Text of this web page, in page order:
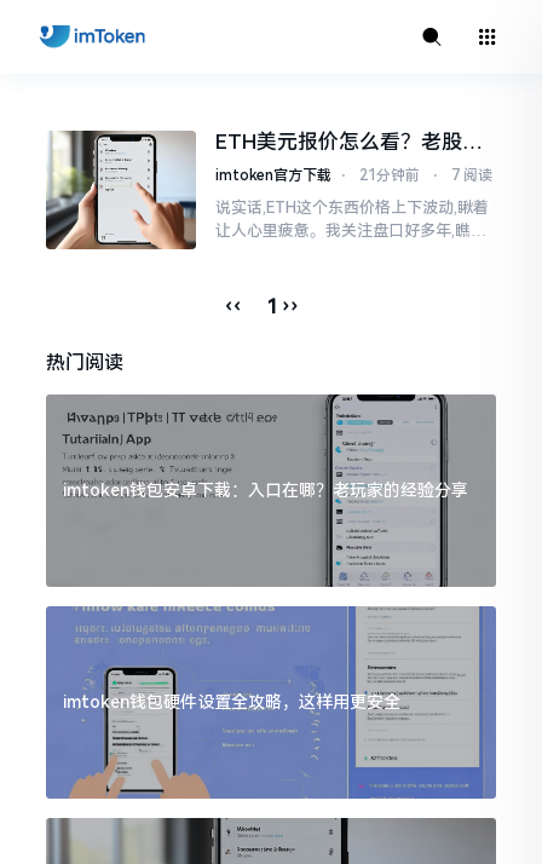
ETH美元报价怎么看？老股民
手把手教你盯盘
imtoken官方下载 ⋅ 21分钟前 ⋅ 7 阅读
说实话,ETH这个东西价格上下波动,瞅着
让人心里疲惫。我关注盘口好多年,瞧见
判断。
‹‹ 1 ››
热门阅读
imtoken钱包安卓下载：入口在哪？老玩家的经验分享
imtoken钱包硬件设置全攻略，这样用更安全